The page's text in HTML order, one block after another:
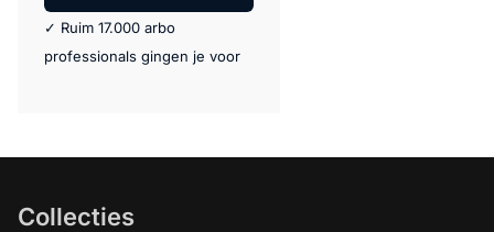
✓ Ruim 17.000 arbo
professionals gingen je voor
Collecties